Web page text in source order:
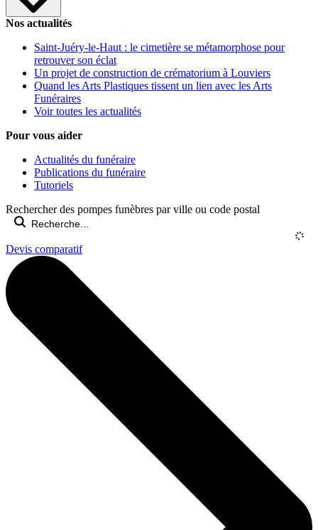
Nos actualités
Saint-Juéry-le-Haut : le cimetière se métamorphose pour
retrouver son éclat
Un projet de construction de crématorium à Louviers
Quand les Arts Plastiques tissent un lien avec les Arts
Funéraires
Voir toutes les actualités
Pour vous aider
Actualités du funéraire
Publications du funéraire
Tutoriels
Rechercher des pompes funèbres par ville ou code postal
Devis comparatif